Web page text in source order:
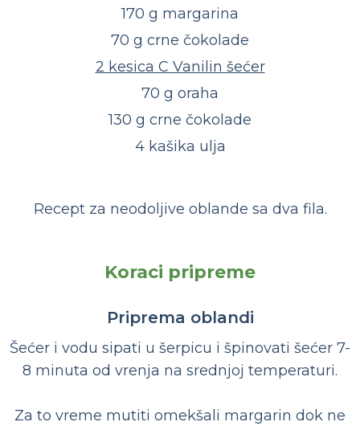
170 g margarina
70 g crne čokolade
2 kesica C Vanilin šećer
70 g oraha
130 g crne čokolade
4 kašika ulja
Recept za neodoljive oblande sa dva fila.
Koraci pripreme
Priprema oblandi
Šećer i vodu sipati u šerpicu i špinovati šećer 7-
8 minuta od vrenja na srednjoj temperaturi.
Za to vreme mutiti omekšali margarin dok ne